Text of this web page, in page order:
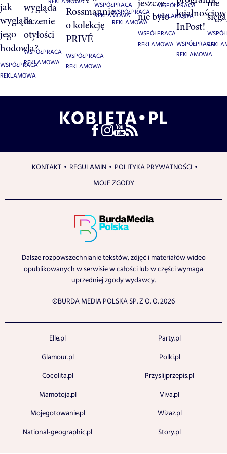
jak
wygląda
jego
hodowla?
WSPÓŁPRACA
REKLAMOWA
wygląda
leczenie
otyłości
WSPÓŁPRACA
REKLAMOWA
Rossmannie
o kolekcję
PRIVÉ
WSPÓŁPRACA
REKLAMOWA
WSPÓŁPRACA
REKLAMOWAWSPÓŁPRACA
REKLAMOWA
jeszcze
nie było
WSPÓŁPRACA
REKLAMOWA
WSPÓŁPRACA
REKLAMOWA
InPost!
WSPÓŁPRACA
REKLAMOWA
nie
KONTAKT REGULAMIN
POLITYKA PRYWATNOŚCI
MOJE ZGODY
Dalsze rozpowszechnianie tekstów, zdjęć i materiałów wideo
opublikowanych w serwisie w całości lub w części wymaga
uprzedniej zgody wydawcy.
©BURDA MEDIA POLSKA SP. Z O. O. 2026
Elle.pl
Glamour.pl
Cocolita.pl
Mamotoja.pl
Mojegotowanie.pl
National-geographic.pl
Party.pl
Polki.pl
Przyslijprzepis.pl
Viva.pl
Wizaz.pl
Story.pl